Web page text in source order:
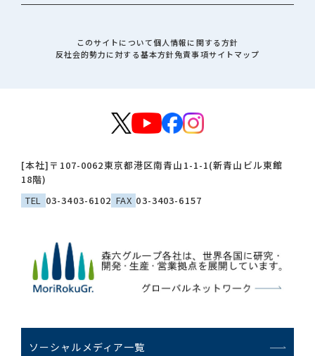
[本社] 〒107-0062東京都港区南青山1-1-1(新青山ビル東館
18階)
TEL 03-3403-6102 FAX 03-3403-6157
ソーシャルメディア一覧
このサイトについて個人情報に関する方針
反社会的勢力に対する基本方針免責事項サイトマップ